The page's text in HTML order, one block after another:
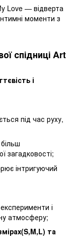
Love — відверта
моменти з
спідниці Art
і
під час руху,
загадковості;
інтригуючий
і
атмосферу;
та